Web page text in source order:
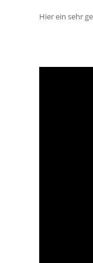
Hier ein sehr